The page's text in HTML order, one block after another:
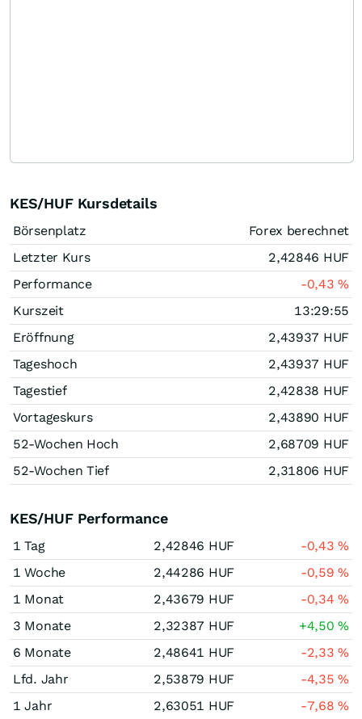
KES/HUF Kursdetails
Börsenplatz
Forex berechnet
Letzter Kurs
2,42846 HUF
Performance
-0,43%
Kurszeit
13:29:55
Eröffnung
2,43937 HUF
Tageshoch
2,43937 HUF
Tagestief
2,42838 HUF
Vortageskurs
2,43890 HUF
52-Wochen Hoch
2,68709 HUF
52-Wochen Tief
2,31806 HUF
KES/HUF Performance
1 Tag 2,42846 HUF -0,43%
1 Woche
2,44286 HUF -0,59%
1 Monat
2,43679 HUF -0,34%
3 Monate
2,32387 HUF +4,50%
6 Monate
2,48641 HUF -2,33%
Lfd. Jahr
2,53879 HUF -4,35%
1 Jahr
2,63051 HUF -7,68%